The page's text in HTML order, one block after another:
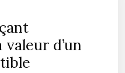
valeur d’un